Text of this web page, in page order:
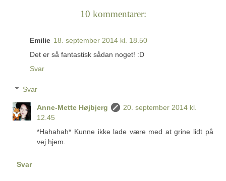
10 kommentarer:
Emilie 18. september 2014 kl. 18.50
Det er så fantastisk sådan noget! :D
Svar
Svar
Anne-Mette Højbjerg
20. september 2014 kl.
12.45
*Hahahah* Kunne ikke lade være med at grine lidt på
vej hjem.
Svar